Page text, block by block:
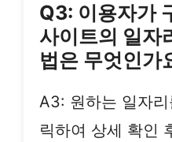
Q3: 이용자가
사이트의 일자
법은 무엇인가
A3: 원하는 일자
릭하여 상세 확인